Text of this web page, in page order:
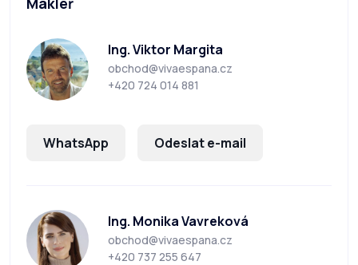
Ing. Viktor Margita
obchod@vivaespana.cz
+420 724 014 881
WhatsApp Odeslat e-mail
Ing. Monika Vavreková
obchod@vivaespana.cz
+420 737 255 647